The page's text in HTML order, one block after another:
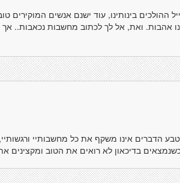
ההולכים בינותינו, עוד ישנם אנשים המוקירים
אהבות. ואת, אל לך לכתוב מחשבות נכאבות.. אך
הדברים אינו משקף את כל מחשבותיי
בדיכאון לא רואים את הטוב ומקצינים